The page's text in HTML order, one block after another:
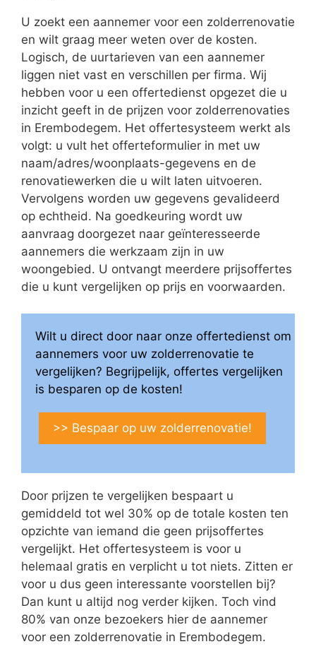
U zoekt een aannemer voor een zolderrenovatie
en wilt graag meer weten over de kosten.
Logisch, de uurtarieven van een aannemer
liggen niet vast en verschillen per firma. Wij
hebben voor u een offertedienst opgezet die u
inzicht geeft in de prijzen voor zolderrenovaties
in Erembodegem. Het offertesysteem werkt als
volgt: u vult het offerteformulier in met uw
naam/adres/woonplaats-gegevens en de
renovatiewerken die u wilt laten uitvoeren.
Vervolgens worden uw gegevens gevalideerd
op echtheid. Na goedkeuring wordt uw
aanvraag doorgezet naar geïnteresseerde
aannemers die werkzaam zijn in uw
woongebied. U ontvangt meerdere prijsoffertes
die u kunt vergelijken op prijs en voorwaarden.
Wilt u direct door naar onze offertedienst om
aannemers voor uw zolderrenovatie te
vergelijken? Begrijpelijk, offertes vergelijken
is besparen op de kosten!
>> Bespaar op uw zolderrenovatie!
Door prijzen te vergelijken bespaart u
gemiddeld tot wel 30% op de totale kosten ten
opzichte van iemand die geen prijsoffertes
vergelijkt. Het offertesysteem is voor u
helemaal gratis en verplicht u tot niets. Zitten er
voor u dus geen interessante voorstellen bij?
Dan kunt u altijd nog verder kijken. Toch vind
80% van onze bezoekers hier de aannemer
voor een zolderrenovatie in Erembodegem.